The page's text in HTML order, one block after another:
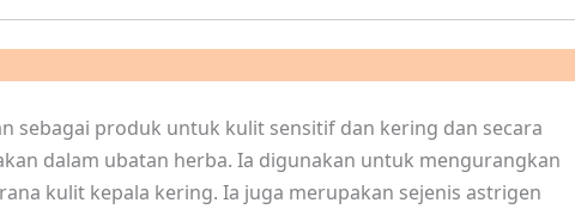
sebagai produk untuk kulit sensitif dan kering dan secara
dalam ubatan herba. Ia digunakan untuk mengurangkan
kulit kepala kering. Ia juga merupakan sejenis astrigen